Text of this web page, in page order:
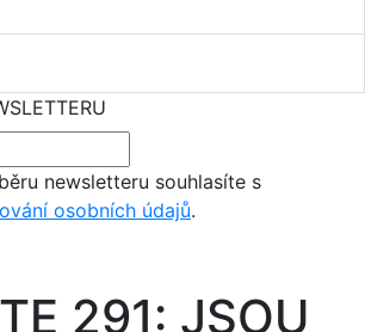
newsletteru souhlasíte s
osobních údajů.
291: JSOU